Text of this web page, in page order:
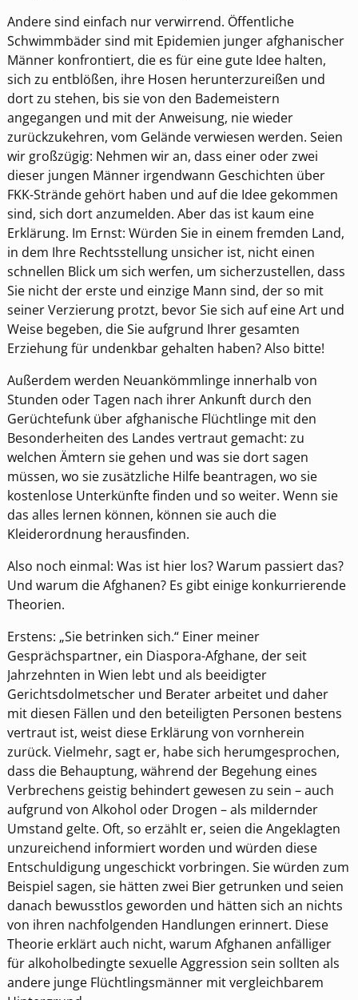
Andere sind einfach nur verwirrend. Öffentliche
Schwimmbäder sind mit Epidemien junger afghanischer
Männer konfrontiert, die es für eine gute Idee halten,
sich zu entblößen, ihre Hosen herunterzureißen und
dort zu stehen, bis sie von den Bademeistern
angegangen und mit der Anweisung, nie wieder
zurückzukehren, vom Gelände verwiesen werden. Seien
wir großzügig: Nehmen wir an, dass einer oder zwei
dieser jungen Männer irgendwann Geschichten über
FKK-Strände gehört haben und auf die Idee gekommen
sind, sich dort anzumelden. Aber das ist kaum eine
Erklärung. Im Ernst: Würden Sie in einem fremden Land,
in dem Ihre Rechtsstellung unsicher ist, nicht einen
schnellen Blick um sich werfen, um sicherzustellen, dass
Sie nicht der erste und einzige Mann sind, der so mit
seiner Verzierung protzt, bevor Sie sich auf eine Art und
Weise begeben, die Sie aufgrund Ihrer gesamten
Erziehung für undenkbar gehalten haben? Also bitte!
Außerdem werden Neuankömmlinge innerhalb von
Stunden oder Tagen nach ihrer Ankunft durch den
Gerüchtefunk über afghanische Flüchtlinge mit den
Besonderheiten des Landes vertraut gemacht: zu
welchen Ämtern sie gehen und was sie dort sagen
müssen, wo sie zusätzliche Hilfe beantragen, wo sie
kostenlose Unterkünfte finden und so weiter. Wenn sie
das alles lernen können, können sie auch die
Kleiderordnung herausfinden.
Also noch einmal: Was ist hier los? Warum passiert das?
Und warum die Afghanen? Es gibt einige konkurrierende
Theorien.
Erstens: „Sie betrinken sich.“ Einer meiner
Gesprächspartner, ein Diaspora-Afghane, der seit
Jahrzehnten in Wien lebt und als beeidigter
Gerichtsdolmetscher und Berater arbeitet und daher
mit diesen Fällen und den beteiligten Personen bestens
vertraut ist, weist diese Erklärung von vornherein
zurück. Vielmehr, sagt er, habe sich herumgesprochen,
dass die Behauptung, während der Begehung eines
Verbrechens geistig behindert gewesen zu sein – auch
aufgrund von Alkohol oder Drogen – als mildernder
Umstand gelte. Oft, so erzählt er, seien die Angeklagten
unzureichend informiert worden und würden diese
Entschuldigung ungeschickt vorbringen. Sie würden zum
Beispiel sagen, sie hätten zwei Bier getrunken und seien
danach bewusstlos geworden und hätten sich an nichts
von ihren nachfolgenden Handlungen erinnert. Diese
Theorie erklärt auch nicht, warum Afghanen anfälliger
für alkoholbedingte sexuelle Aggression sein sollten als
andere junge Flüchtlingsmänner mit vergleichbarem